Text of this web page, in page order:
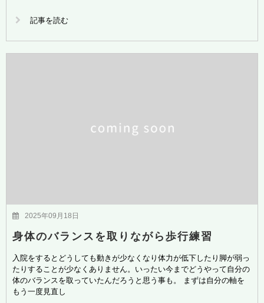
記事を読む
2025年09月18日
身体のバランスを取りながら歩行練習
入院をするとどうしても動きが少なくなり体力が低下したり脚が弱っ
たりすることが少なくありません。いったい今までどうやって自分の
体のバランスを取っていたんだろうと思う事も。 まずは自分の軸を
もう一度見直し